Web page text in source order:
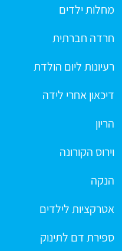
מחלות ילדים
חרדה חברתית
רעיונות ליום הולדת
דיכאון אחרי לידה
הריון
וירוס הקורונה
הנקה
אטרקציות לילדים
ספירת דם לתינוק